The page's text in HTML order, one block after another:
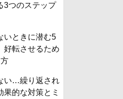
3つのステップ
いときに潜む5
好転させるため
い…繰り返され
果的な対策とミ